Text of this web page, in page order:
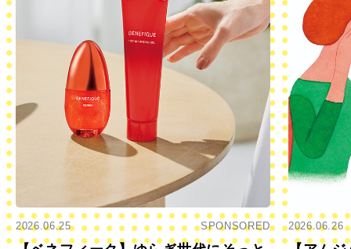
2026.06.25 SPONSORED 2026.06.26